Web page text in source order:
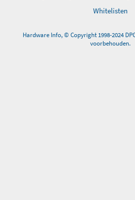
Whitelisten
Hardware Info, © Copyright 1998-2024
voorbehouden.